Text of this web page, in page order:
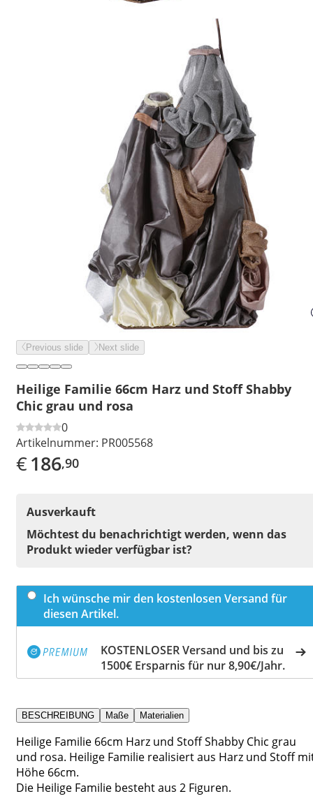
Previous slide Next slide
Heilige Familie 66cm Harz und Stoff Shabby
Chic grau und rosa
0
Artikelnummer: PR005568
€186,90
Ausverkauft
Möchtest du benachrichtigt werden, wenn das
Produkt wieder verfügbar ist?
Ich wünsche mir den kostenlosen Versand für
diesen Artikel.
KOSTENLOSER Versand und bis zu
1500€ Ersparnis für nur 8,90€/Jahr.
BESCHREIBUNG Maße Materialien
Heilige Familie 66cm Harz und Stoff Shabby Chic grau
und rosa. Heilige Familie realisiert aus Harz und Stoff
Höhe 66cm.
Die Heilige Familie besteht aus 2 Figuren.